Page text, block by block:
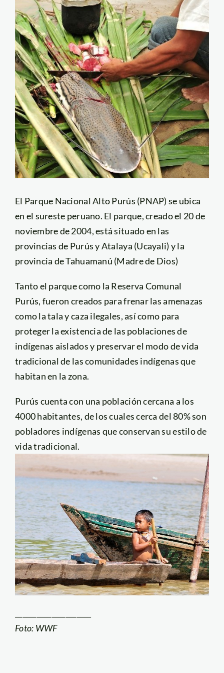
El Parque Nacional Alto Purús (PNAP) se ubica
en el sureste peruano. El parque, creado el 20 de
noviembre de 2004, está situado en las
provincias de Purús y Atalaya (Ucayali) y la
provincia de Tahuamanú (Madre de Dios)
Tanto el parque como la Reserva Comunal
Purús, fueron creados para frenar las amenazas
como la tala y caza ilegales, así como para
proteger la existencia de las poblaciones de
indígenas aislados y preservar el modo de vida
tradicional de las comunidades indígenas que
habitan en la zona.
Purús cuenta con una población cercana a los
4000 habitantes, de los cuales cerca del 80% son
pobladores indígenas que conservan su estilo de
vida tradicional.
Foto: WWF